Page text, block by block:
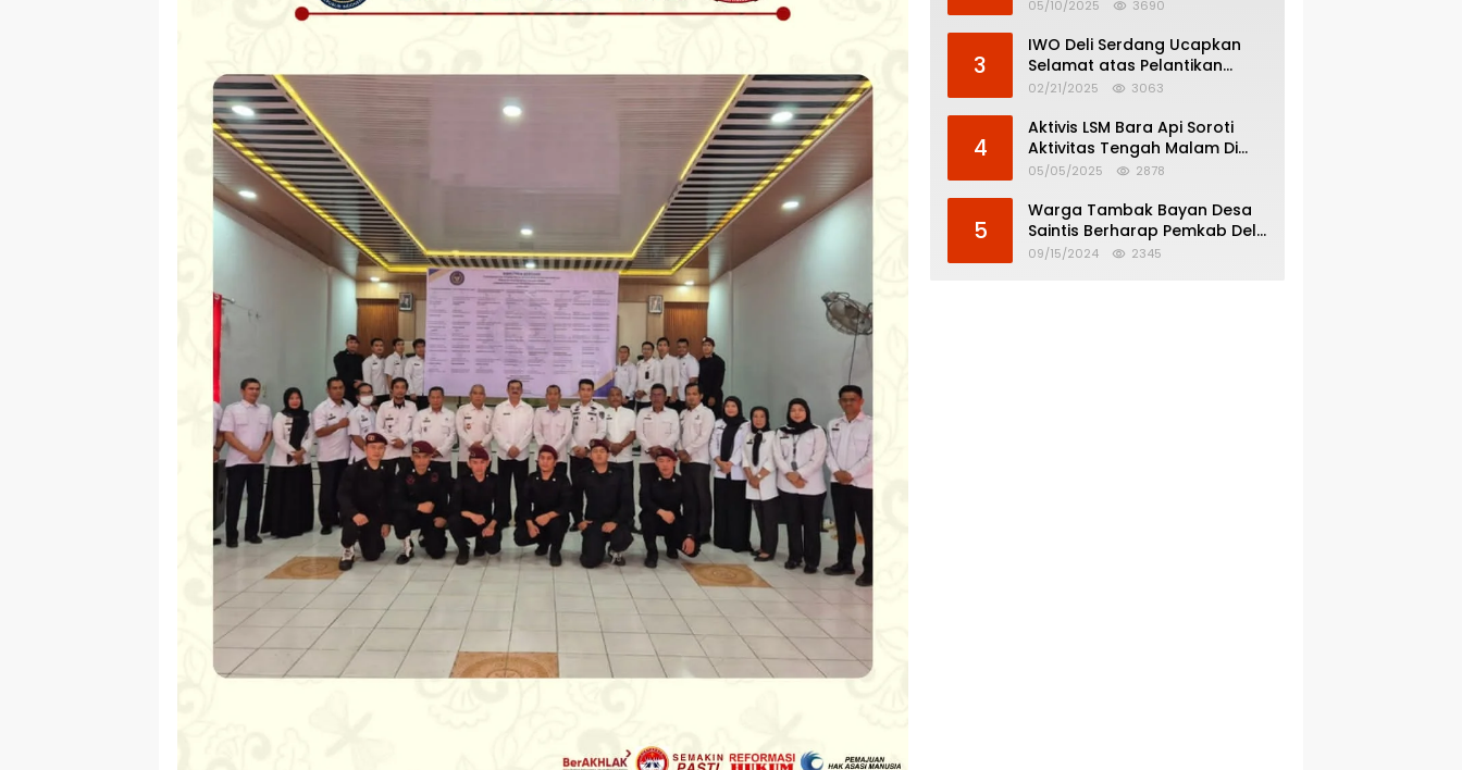
05/10/2025 3690
3
IWO Deli Serdang Ucapkan
Selamat atas Pelantikan
Bupati dan Wakil Bupati Deli
02/21/2025 3063
4
Aktivis LSM Bara Api Soroti
Aktivitas Tengah Malam Di
SPBU 14.213.228 Bandar Tinggi
05/05/2025 2878
5
Warga Tambak Bayan Desa
Saintis Berharap Pemkab Deli
Serdang Atasi Banjir
09/15/2024 2345